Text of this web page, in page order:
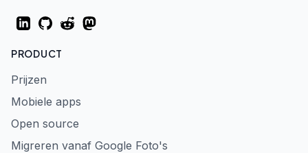
LinkedInGitHubRedditMastodon
PRODUCT
Prijzen
Mobiele apps
Open source
Migreren vanaf Google Foto's